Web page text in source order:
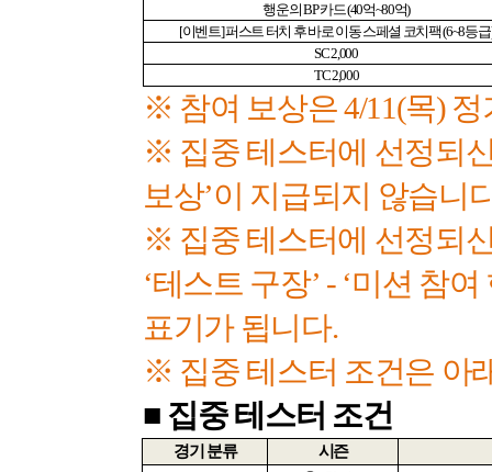
행운의BP카드(40억~80억)
[이벤트]퍼스트 터치 후 바로 이동 스페셜 코치팩(6~8등급
SC 2,000
TC 2,000
※ 참여 보상은4/11(목) 정
※ 집중 테스터에 선정되
보상’이 지급되지 않습니
※ 집중 테스터에 선정되
‘테스트 구장’ - ‘미션 참여
표기가 됩니다.
※ 집중 테스터 조건은 아
■ 집중 테스터 조건
경기 분류 시즌